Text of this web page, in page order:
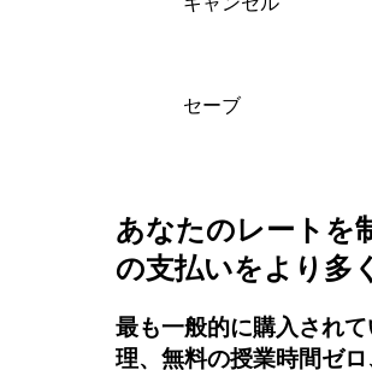
セーブ
あなたのレートを
の支払いをより多
最も一般的に購入され
理、無料の授業時間ゼ